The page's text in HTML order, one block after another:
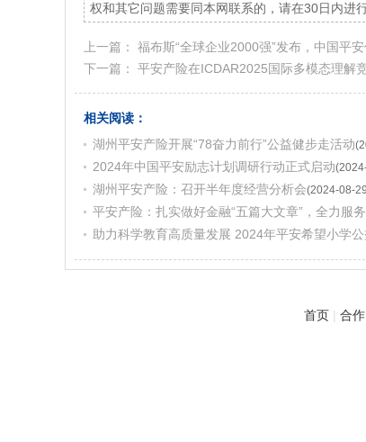
权和其它问题需要同本网联系的，请在30日内进
上一篇： 福布斯“全球企业2000强”发布，中国平
下一篇： 平安产险在ICDAR2025国际多模态理解
相关阅读：
湖州平安产险开展“78奋力前行”公益健步走活动
2024年中国平安励志计划调研行动正式启动
湖州平安产险：召开半年度经营分析会(2024-08-
平安产险：扎实做好金融“五篇大文章”，全力服
助力科学教育高质量发展 2024年平安希望小学
首页 | 合作